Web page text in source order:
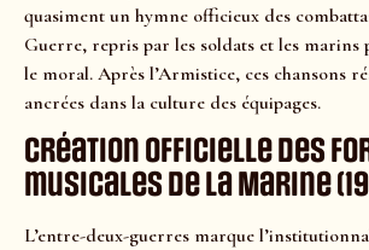
quasiment un hymne officieux des
Guerre, repris par les soldats et les marins
le moral. Après l’Armistice, ces chansons
ancrées dans la culture des équipages.
Création officielle des
musicales de la Marine
L’entre-deux-guerres marque